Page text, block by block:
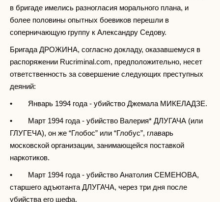
в бригаде имелись разногласия морального плана, и
более половины опытных боевиков перешли в
соперничающую группу к Александру Седову.
Бригада ДРОЖИНА, согласно докладу, оказавшемуся в
распоряжении Rucriminаl.com, предположительно, несет
ответственность за совершение следующих преступных
деяний:
• Январь 1994 года - убийство Джемала МИКЕЛАДЗЕ.
• Март 1994 года - убийство Валерия* ДЛУГАЧА (или
ГЛУГЕЧА), он же “Глобос” или “Глобус”, главарь
московской организации, занимающейся поставкой
наркотиков.
• Март 1994 года - убийство Анатолия СЕМЕНОВА,
старшего адъютанта ДЛУГАЧА, через три дня после
убийства его шефа.